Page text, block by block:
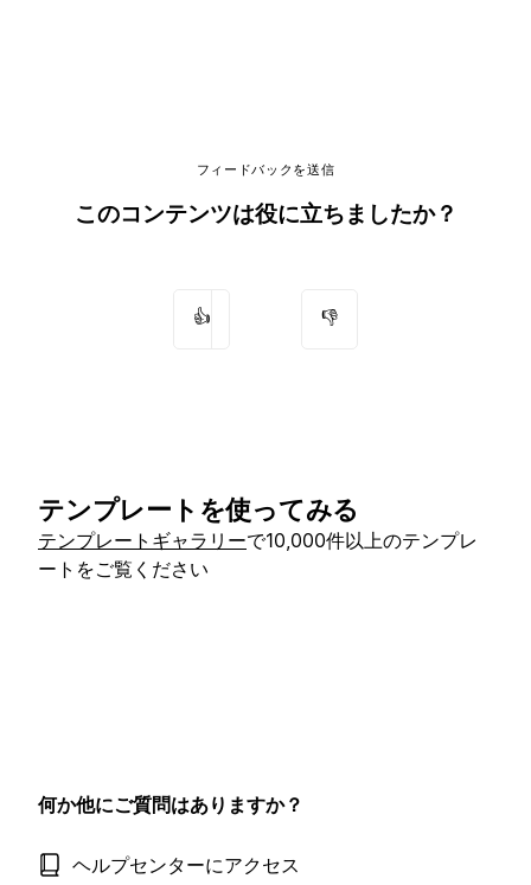
フィードバックを送信
このコンテンツは役に立ちましたか？
👍 👎
テンプレートを使ってみる
テンプレートギャラリーで10,000件以上のテンプレ
ートをご覧ください
何か他にご質問はありますか？
ヘルプセンターにアクセス